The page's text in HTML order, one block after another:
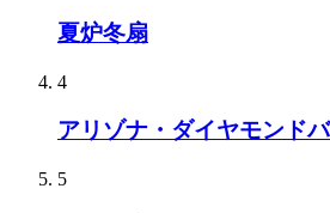
夏炉冬扇
4
アリゾナ・ダイヤモンド
5